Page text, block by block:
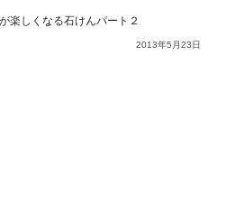
楽しくなる石けんパート２
2013年5月23日